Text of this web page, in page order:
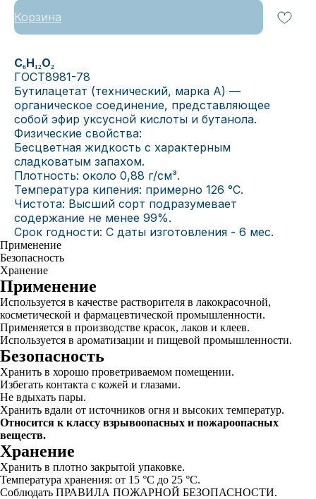
Корзина
C₆H₁₂O₂
ГОСТ8981-78
Бутилацетат (технический, марка А) —
органическое соединение, представляющее
собой эфир уксусной кислоты и бутанола.
Физические свойства:
Бесцветная жидкость с характерным
сладковатым запахом.
Плотность: около 0,88 г/см³.
Температура кипения: примерно 126 °C.
Чистота: Высший сорт подразумевает
содержание не менее 99%.
Срок годности: С даты изготовления - 6 мес.
Применение
Безопасность
Хранение
Применение
Используется в качестве растворителя в лакокрасочной,
косметической и фармацевтической промышленности.
Применяется в производстве красок, лаков и клеев.
Используется в ароматизации и пищевой промышленности.
Безопасность
Хранить в хорошо проветриваемом помещении.
Избегать контакта с кожей и глазами.
Не вдыхать пары.
Хранить вдали от источников огня и высоких температур.
Относится к классу взрывоопасных и пожароопасных
веществ.
Хранение
Хранить в плотно закрытой упаковке.
Температура хранения: от 15 °C до 25 °C.
Соблюдать ПРАВИЛА ПОЖАРНОЙ БЕЗОПАСНОСТИ.